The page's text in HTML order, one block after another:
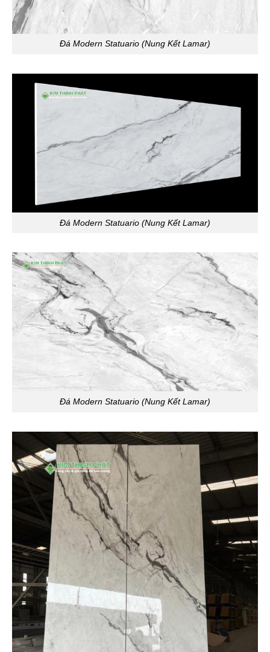
Đá Modern Statuario (Nung Kết Lamar)
Đá Modern Statuario (Nung Kết Lamar)
Đá Modern Statuario (Nung Kết Lamar)